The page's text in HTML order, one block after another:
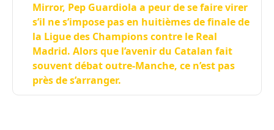
Mirror, Pep Guardiola a peur de se faire virer
s’il ne s’impose pas en huitièmes de finale de
la Ligue des Champions contre le Real
Madrid. Alors que l’avenir du Catalan fait
souvent débat outre-Manche, ce n’est pas
près de s’arranger.